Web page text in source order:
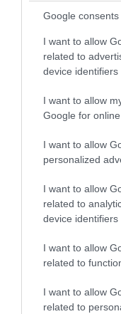
Google consents
I want to allow
related to
device identifiers
I want to allow
Google for
I want to allow
personalized
I want to allow
related to
device identifiers
I want to allow
related to
I want to allow
related to
τα ζώα που
Αττικής (φωτο)
04.08.2026 | 15:02
Αυτή την ώρα το
υπουργό